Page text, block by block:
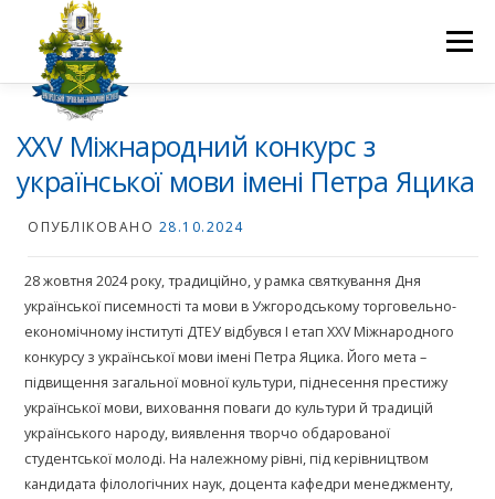
Меню
ПРО НАС
ХХV Міжнародний конкурс з
української мови імені Петра Яцика
ОПУБЛІКОВАНО 28.10.2024
28 жовтня 2024 року, традиційно, у рамка святкування Дня
української писемності та мови в Ужгородському торговельно-
економічному інституті ДТЕУ відбувся І етап ХХV Міжнародного
конкурсу з української мови імені Петра Яцика. Його мета –
підвищення загальної мовної культури, піднесення престижу
української мови, виховання поваги до культури й традицій
українського народу, виявлення творчо обдарованої
студентської молоді. На належному рівні, під керівництвом
кандидата філологічних наук, доцента кафедри менеджменту,